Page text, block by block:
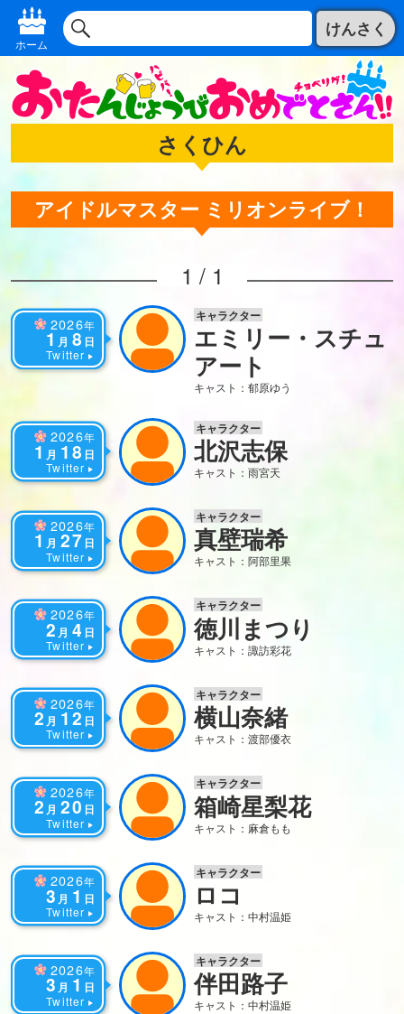
ホーム
けんさく
さくひん
アイドルマスター ミリオンライブ！
1 / 1
2026年
1 月 8 日
Twitter
キャラクター
エミリー・スチュ
アート
キャスト：郁原ゆう
2026年
1月 18 日
Twitter
キャラクター
北沢志保
キャスト：雨宮天
2026年
1 月 27 日
Twitter
キャラクター
真壁瑞希
キャスト：阿部里果
2026年
2 月 4 日
Twitter
キャラクター
徳川まつり
キャスト：諏訪彩花
2026年
2 月 12 日
Twitter
キャラクター
横山奈緒
キャスト：渡部優衣
2026年
2 月 20 日
Twitter
キャラクター
箱崎星梨花
キャスト：麻倉もも
2026年
3 月 1 日
Twitter
キャラクター
ロコ
キャスト：中村温姫
2026年
3 月 1 日
Twitter
キャラクター
伴田路子
キャスト：中村温姫